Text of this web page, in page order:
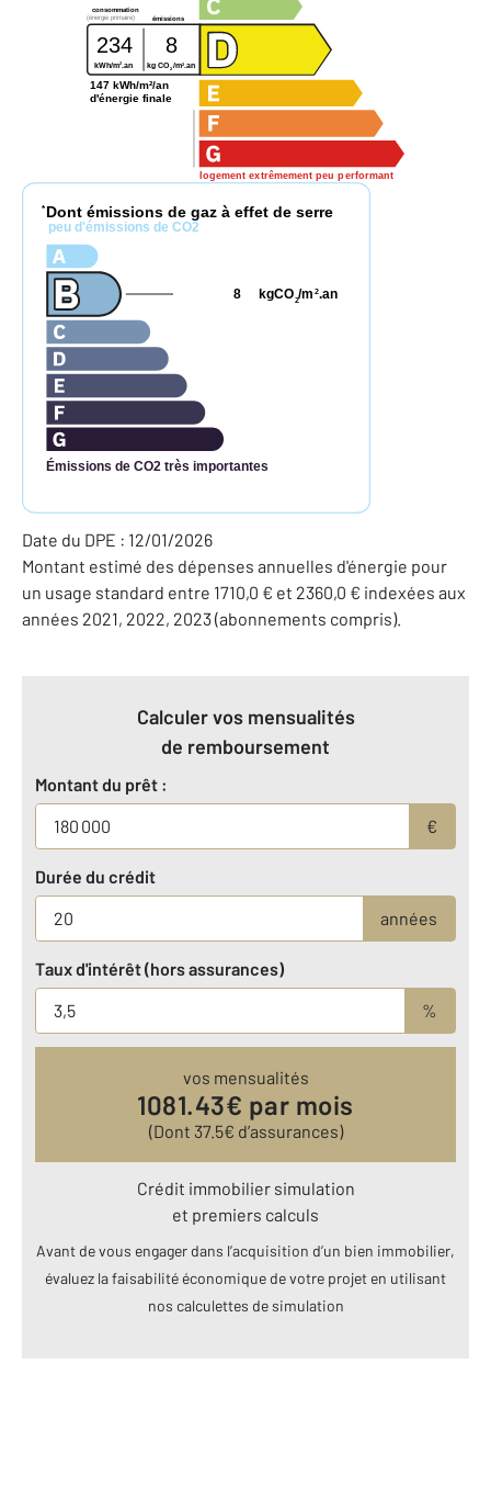
logement extrêmement peu performant
consommation
émissions
(énergie primaire)
234 8
kWh/m2.an kg CO2 /m2 .an
147 kWh/m²/an
d'énergie finale
* Dont émissions de gaz à effet de serre
peu d'émissions de CO2
Émissions de CO2 très importantes
kgCO2/m 2.an
8
Date du DPE : 12/01/2026
Montant estimé des dépenses annuelles d'énergie pour
un usage standard entre 1710,0 € et 2360,0 € indexées aux
années 2021, 2022, 2023 (abonnements compris).
Calculer vos mensualités
de remboursement
Montant du prêt :
€
Durée du crédit
années
Taux d'intérêt (hors assurances)
%
vos mensualités
1081.43€ par mois
(Dont 37.5€ d’assurances)
Crédit immobilier simulation
et premiers calculs
Avant de vous engager dans l’acquisition d’un bien immobilier,
évaluez la faisabilité économique de votre projet en utilisant
nos calculettes de simulation